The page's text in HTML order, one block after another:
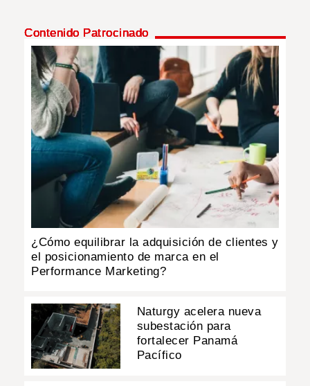
Contenido Patrocinado
¿Cómo equilibrar la adquisición de clientes y
el posicionamiento de marca en el
Performance Marketing?
Naturgy acelera nueva
subestación para
fortalecer Panamá
Pacífico